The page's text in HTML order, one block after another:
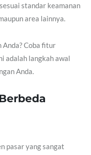
standar keamanan
area lainnya.
Coba fitur
adalah langkah awal
Anda.
pasar yang sangat